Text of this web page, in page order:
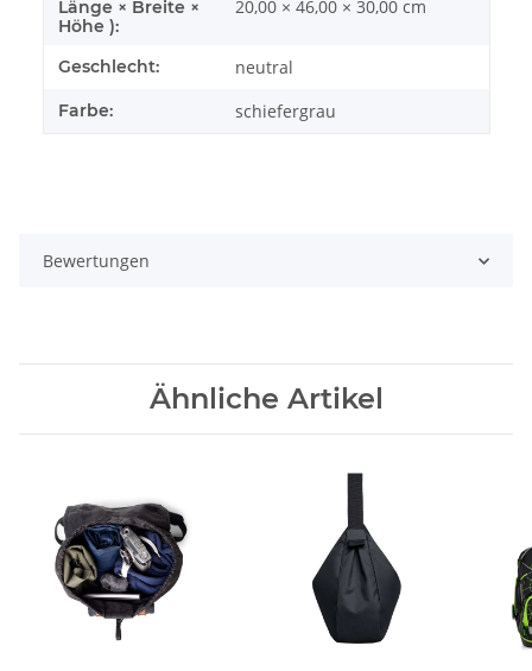
Länge × Breite ×
Höhe ):
20,00 × 46,00 × 30,00 cm
Geschlecht: neutral
Farbe: schiefergrau
Bewertungen
Ähnliche Artikel